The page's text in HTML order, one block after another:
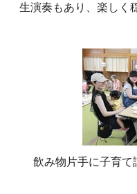
生演奏もあり、楽しく
飲み物片手に子育て